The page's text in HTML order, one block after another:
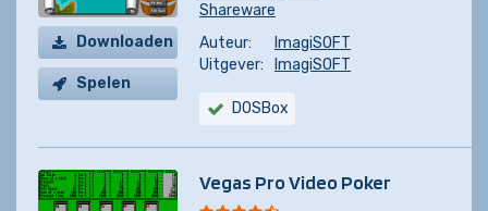
Downloaden
Spelen
Shareware
Auteur:
ImagiSOFT
Uitgever:
ImagiSOFT
DOSBox
Vegas Pro Video Poker